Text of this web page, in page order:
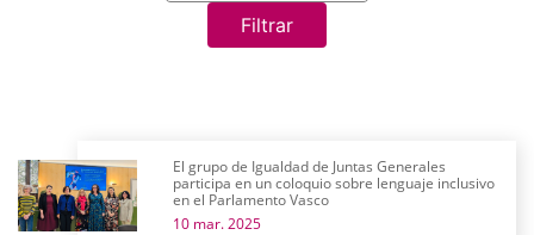
Filtrar
El grupo de Igualdad de Juntas Generales
participa en un coloquio sobre lenguaje inclusivo
en el Parlamento Vasco
10 mar. 2025